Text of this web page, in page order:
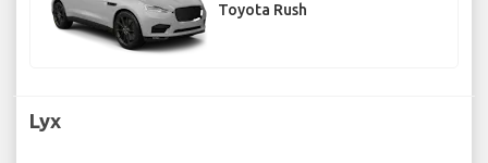
Toyota Rush
Lyx